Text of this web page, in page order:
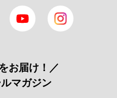
Twitter YouTube
お届け！／
マガジン